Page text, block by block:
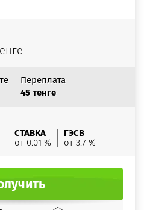
Переплата
45 тенге
СТАВКА
от 0.01 %
ГЭСВ
от 3.7 %